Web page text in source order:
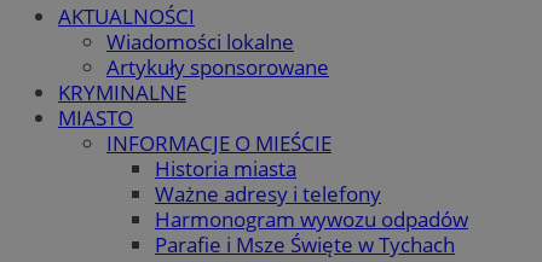
AKTUALNOŚCI
Wiadomości lokalne
Artykuły sponsorowane
KRYMINALNE
MIASTO
INFORMACJE O MIEŚCIE
Historia miasta
Ważne adresy i telefony
Harmonogram wywozu odpadów
Parafie i Msze Święte w Tychach